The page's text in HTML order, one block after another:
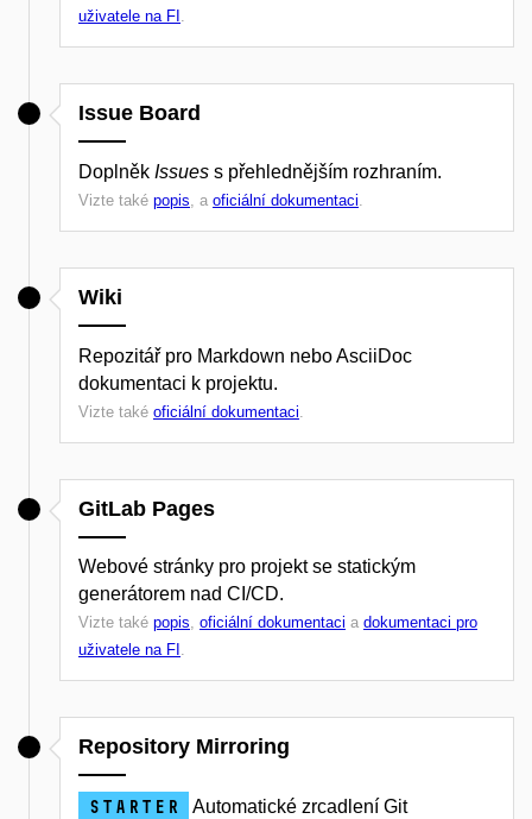
uživatele na FI .
Issue Board
Doplněk Issues s přehlednějším rozhraním.
Vizte také popis, a oficiální dokumentaci.
Wiki
Repozitář pro Markdown nebo AsciiDoc
dokumentaci k projektu.
Vizte také oficiální dokumentaci
GitLab Pages
Webové stránky pro projekt se statickým
generátorem nad CI/CD.
Vizte také popis, oficiální dokumentaci a dokumentaci pro
uživatele na FI .
Repository Mirroring
Starter
Automatické zrcadlení Git